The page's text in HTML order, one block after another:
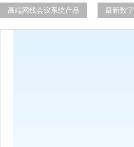
高端网线会议系统产品 最新数